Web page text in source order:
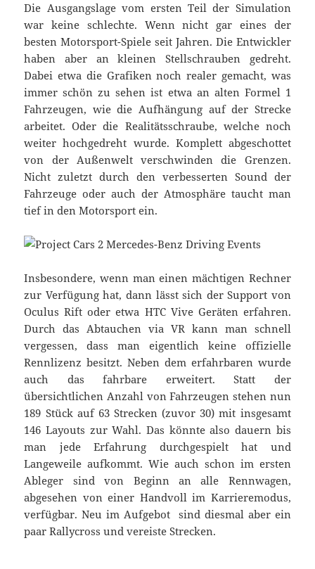
Die Ausgangslage vom ersten Teil der Simulation
war keine schlechte. Wenn nicht gar eines der
besten Motorsport-Spiele seit Jahren. Die Entwickler
haben aber an kleinen Stellschrauben gedreht.
Dabei etwa die Grafiken noch realer gemacht, was
immer schön zu sehen ist etwa an alten Formel 1
Fahrzeugen, wie die Aufhängung auf der Strecke
arbeitet. Oder die Realitätsschraube, welche noch
weiter hochgedreht wurde. Komplett abgeschottet
von der Außenwelt verschwinden die Grenzen.
Nicht zuletzt durch den verbesserten Sound der
Fahrzeuge oder auch der Atmosphäre taucht man
tief in den Motorsport ein.
Insbesondere, wenn man einen mächtigen Rechner
zur Verfügung hat, dann lässt sich der Support von
Oculus Rift oder etwa HTC Vive Geräten erfahren.
Durch das Abtauchen via VR kann man schnell
vergessen, dass man eigentlich keine offizielle
Rennlizenz besitzt. Neben dem erfahrbaren wurde
auch das fahrbare erweitert. Statt der
übersichtlichen Anzahl von Fahrzeugen stehen nun
189 Stück auf 63 Strecken (zuvor 30) mit insgesamt
146 Layouts zur Wahl. Das könnte also dauern bis
man jede Erfahrung durchgespielt hat und
Langeweile aufkommt. Wie auch schon im ersten
Ableger sind von Beginn an alle Rennwagen,
abgesehen von einer Handvoll im Karrieremodus,
verfügbar. Neu im Aufgebot sind diesmal aber ein
paar Rallycross und vereiste Strecken.